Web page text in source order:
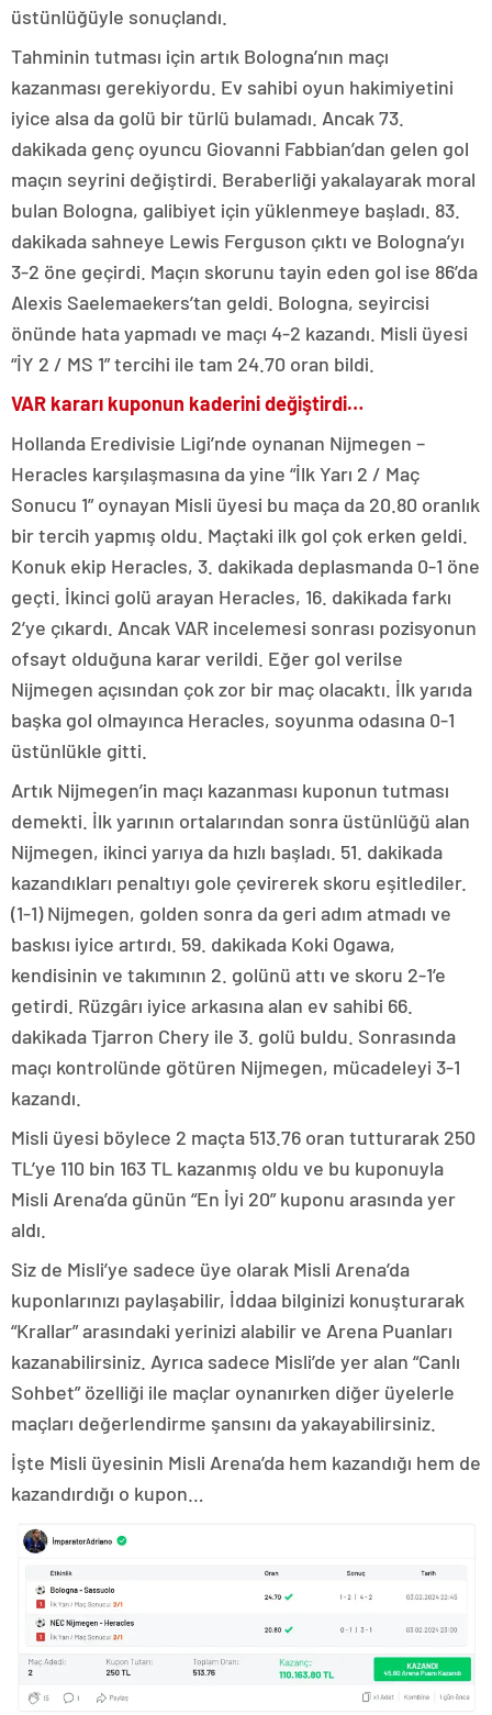
üstünlüğüyle sonuçlandı.
Tahminin tutması için artık Bologna’nın maçı
kazanması gerekiyordu. Ev sahibi oyun hakimiyetini
iyice alsa da golü bir türlü bulamadı. Ancak 73.
dakikada genç oyuncu Giovanni Fabbian’dan gelen gol
maçın seyrini değiştirdi. Beraberliği yakalayarak moral
bulan Bologna, galibiyet için yüklenmeye başladı. 83.
dakikada sahneye Lewis Ferguson çıktı ve Bologna’yı
3-2 öne geçirdi. Maçın skorunu tayin eden gol ise 86’da
Alexis Saelemaekers’tan geldi. Bologna, seyircisi
önünde hata yapmadı ve maçı 4-2 kazandı. Misli üyesi
“İY 2 / MS 1” tercihi ile tam 24.70 oran bildi.
VAR kararı kuponun kaderini değiştirdi…
Hollanda Eredivisie Ligi’nde oynanan Nijmegen –
Heracles karşılaşmasına da yine “İlk Yarı 2 / Maç
Sonucu 1” oynayan Misli üyesi bu maça da 20.80 oranlık
bir tercih yapmış oldu. Maçtaki ilk gol çok erken geldi.
Konuk ekip Heracles, 3. dakikada deplasmanda 0-1 öne
geçti. İkinci golü arayan Heracles, 16. dakikada farkı
2’ye çıkardı. Ancak VAR incelemesi sonrası pozisyonun
ofsayt olduğuna karar verildi. Eğer gol verilse
Nijmegen açısından çok zor bir maç olacaktı. İlk yarıda
başka gol olmayınca Heracles, soyunma odasına 0-1
üstünlükle gitti.
Artık Nijmegen’in maçı kazanması kuponun tutması
demekti. İlk yarının ortalarından sonra üstünlüğü alan
Nijmegen, ikinci yarıya da hızlı başladı. 51. dakikada
kazandıkları penaltıyı gole çevirerek skoru eşitlediler.
(1-1) Nijmegen, golden sonra da geri adım atmadı ve
baskısı iyice artırdı. 59. dakikada Koki Ogawa,
kendisinin ve takımının 2. golünü attı ve skoru 2-1’e
getirdi. Rüzgârı iyice arkasına alan ev sahibi 66.
dakikada Tjarron Chery ile 3. golü buldu. Sonrasında
maçı kontrolünde götüren Nijmegen, mücadeleyi 3-1
kazandı.
Misli üyesi böylece 2 maçta 513.76 oran tutturarak 250
TL’ye 110 bin 163 TL kazanmış oldu ve bu kuponuyla
Misli Arena’da günün “En İyi 20” kuponu arasında yer
aldı.
Siz de Misli’ye sadece üye olarak Misli Arena’da
kuponlarınızı paylaşabilir, İddaa bilginizi konuşturarak
“Krallar” arasındaki yerinizi alabilir ve Arena Puanları
kazanabilirsiniz. Ayrıca sadece Misli’de yer alan “Canlı
Sohbet” özelliği ile maçlar oynanırken diğer üyelerle
maçları değerlendirme şansını da yakayabilirsiniz.
İşte Misli üyesinin Misli Arena’da hem kazandığı hem de
kazandırdığı o kupon…